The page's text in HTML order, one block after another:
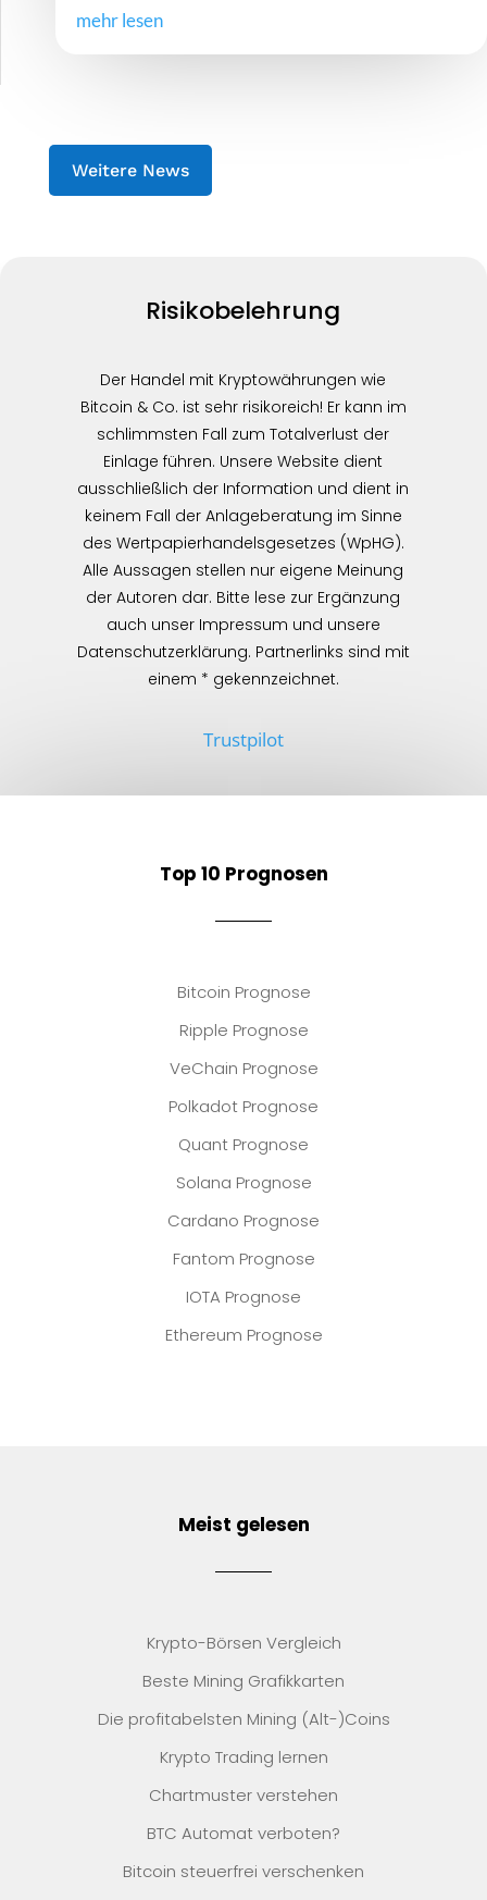
mehr lesen
Weitere News
Risikobelehrung
Der Handel mit Kryptowährungen wie
Bitcoin & Co. ist sehr risikoreich! Er kann im
schlimmsten Fall zum Totalverlust der
Einlage führen. Unsere Website dient
ausschließlich der Information und dient in
keinem Fall der Anlageberatung im Sinne
des Wertpapierhandelsgesetzes (WpHG).
Alle Aussagen stellen nur eigene Meinung
der Autoren dar. Bitte lese zur Ergänzung
auch unser Impressum und unsere
Datenschutzerklärung. Partnerlinks sind mit
einem * gekennzeichnet.
Trustpilot
Top 10 Prognosen
Bitcoin Prognose
Ripple Prognose
VeChain Prognose
Polkadot Prognose
Quant Prognose
Solana Prognose
Cardano Prognose
Fantom Prognose
IOTA Prognose
Ethereum Prognose
Meist gelesen
Krypto-Börsen Vergleich
Beste Mining Grafikkarten
Die profitabelsten Mining (Alt-)Coins
Krypto Trading lernen
Chartmuster verstehen
BTC Automat verboten?
Bitcoin steuerfrei verschenken